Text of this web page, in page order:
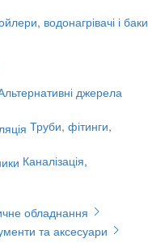
водонагрівачі і баки
джерела
Труби, фітинги,
Каналізація,
обладнання
та аксесуари